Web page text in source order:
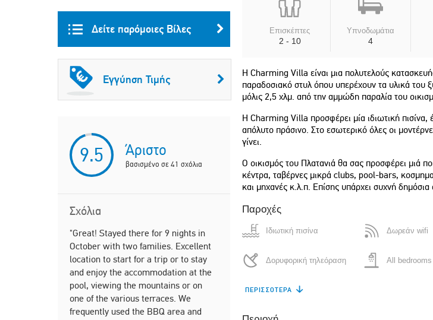
Δείτε παρόμοιες Βίλες
Εγγύηση Τιμής
9.5 Άριστο
βασισμένο σε 41 σχόλια
Σχόλια
"Great! Stayed there for 9 nights in
October with two families. Excellent
location to start for a trip or to stay
and enjoy the accommodation at the
pool, viewing the mountains or on
one of the various terraces. We
frequently used the BBQ area and
"The house is located close (but not
features like the pool, yard and
Steve
"Le plus beau
chaleureux
maison de
Επισκέπτες
2 - 10
Υπνοδωμάτια
4
Η Charming Villa είναι μια πολυτελούς
παραδοσιακό στυλ όπου υπερέχουν τα υλικά του
μόλις 2,5 χλμ. από την αμμώδη παραλία του
Η Charming Villa προσφέρει μία ιδιωτική πισίνα,
απόλυτο πράσινο. Στο εσωτερικό όλες οι
γίνει.
Ο οικισμός του Πλατανιά θα σας προσφέρει μιά
κέντρα, ταβέρνες μικρά clubs, pool-bars,
και μηχανές κ.λ.π. Επίσης υπάρχει συχνή
Παροχές
Ιδιωτική πισίνα Δωρεάν wifi
Δορυφορική τηλεόραση All
Ψυγείο
ΠΕΡΙΣΣΌΤΕΡΑ